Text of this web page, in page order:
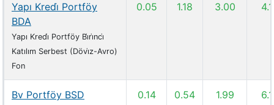
Yapı Kredi̇ Portföy
BDA
Yapı Kredi̇ Portföy Bi̇ri̇nci̇
Katılım Serbest (Dövi̇z-Avro)
Fon
0.05 1.18 3.00
Bv Portföy BSD 0.14 0.54 1.99